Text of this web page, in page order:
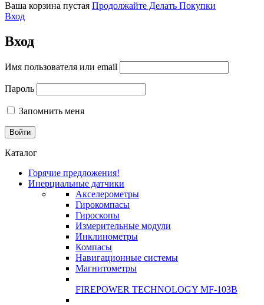
Ваша корзина пустая Продолжайте Делать Покупки
Вход
Вход
Имя пользователя или email
Пароль
Запомнить меня
Каталог
Горячие предложения!
Инерциальные датчики
Акселерометры
Гирокомпасы
Гироскопы
Измерительные модули
Инклинометры
Компасы
Навигационные системы
Магнитометры
FIREPOWER TECHNOLOGY MF-103B